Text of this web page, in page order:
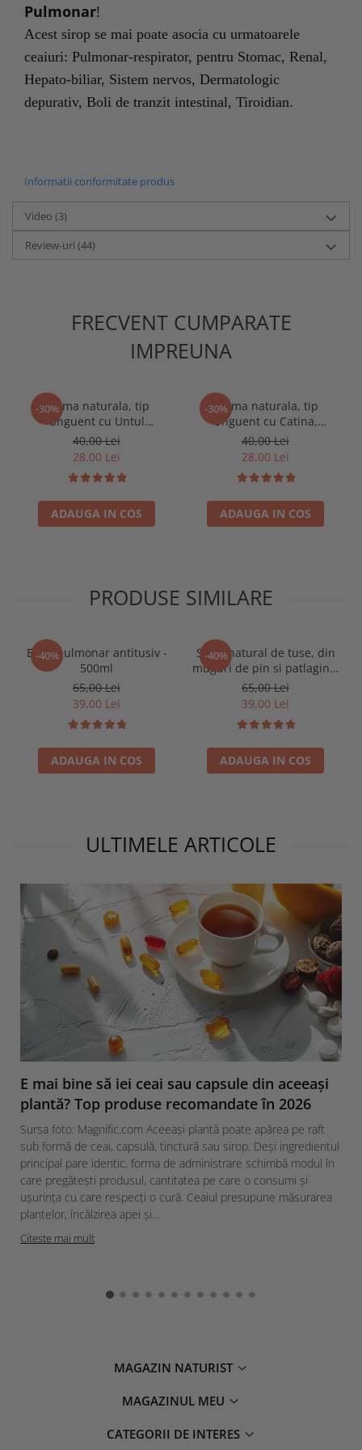
Pulmonar!
Acest sirop se mai poate asocia cu urmatoarele
ceaiuri: Pulmonar-respirator, pentru Stomac, Renal,
Hepato-biliar, Sistem nervos, Dermatologic
depurativ, Boli de tranzit intestinal, Tiroidian.
Informatii conformitate produs
Video (3)
Review-uri (44)
FRECVENT CUMPARATE
IMPREUNA
-30%
Crema naturala, tip
Unguent cu Untul
Pamantului, Galbenele,
Tataneasa si Chili
40,00 Lei
28,00 Lei
ADAUGA IN COS
-30%
Crema naturala, tip
Unguent cu Catina,
Galbenele si vitamina E
40,00 Lei
28,00 Lei
ADAUGA IN COS
PRODUSE SIMILARE
-40%
Elixir pulmonar antitusiv -
500ml
65,00 Lei
39,00 Lei
ADAUGA IN COS
-40%
Sirop natural de tuse, din
muguri de pin si patlagina,
500ml
65,00 Lei
39,00 Lei
ADAUGA IN COS
ULTIMELE ARTICOLE
E mai bine să iei ceai sau capsule din aceeași
plantă? Top produse recomandate în 2026
Sursa foto: Magnific.com Aceeași plantă poate apărea pe raft
sub formă de ceai, capsulă, tinctură sau sirop. Deși ingredientul
principal pare identic, forma de administrare schimbă modul în
care pregătești produsul, cantitatea pe care o consumi și
ușurința cu care respecți o cură. Ceaiul presupune măsurarea
plantelor, încălzirea apei și...
Citeste mai mult
MAGAZIN NATURIST
MAGAZINUL MEU
CATEGORII DE INTERES